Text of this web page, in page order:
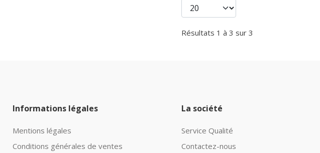
Résultats 1 à 3 sur 3
Informations légales
Mentions légales
Conditions générales de ventes
La société
Service Qualité
Contactez-nous